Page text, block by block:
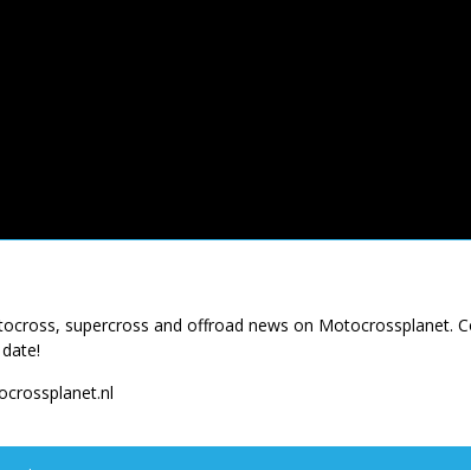
supercross and offroad news on Motocrossplanet.